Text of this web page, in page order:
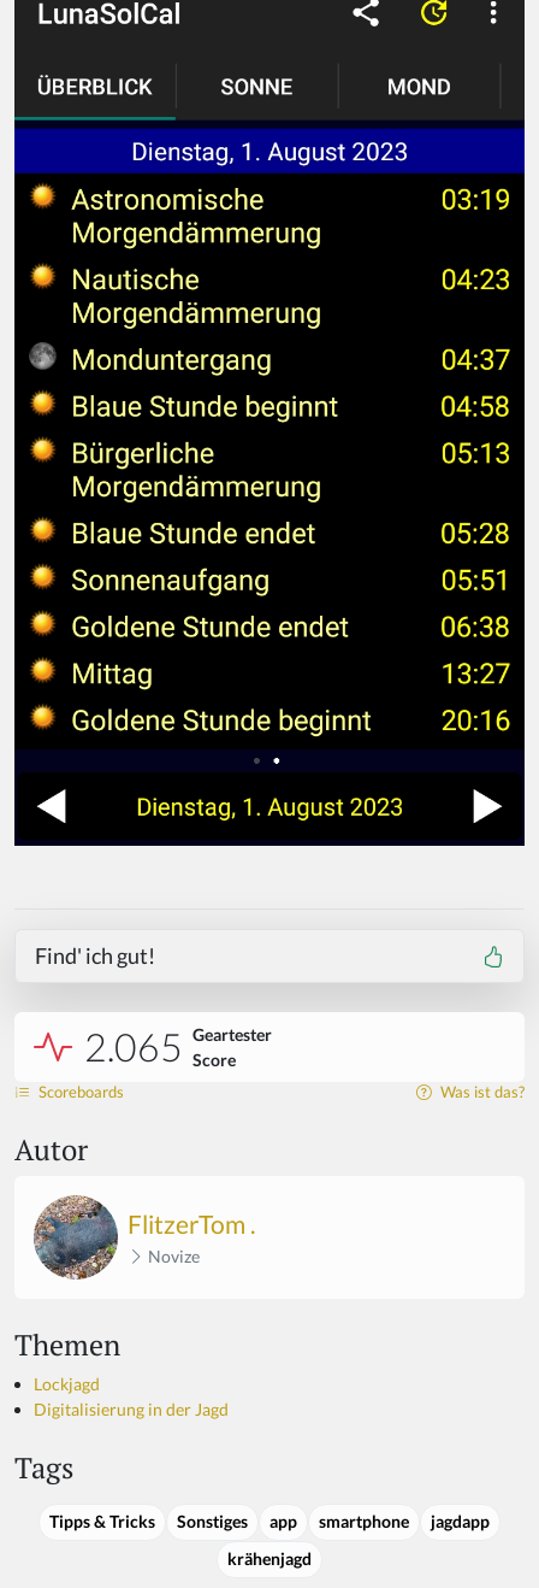
Find' ich gut!
2.065
Geartester
Score
Scoreboards Was ist das?
Autor
FlitzerTom .
Novize
Themen
Lockjagd
Digitalisierung in der Jagd
Tags
Tipps & Tricks Sonstiges app smartphone
jagdapp
krähenjagd